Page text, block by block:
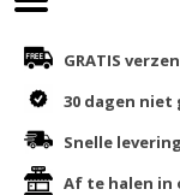
GRATIS
30 dagen
Snelle
Af te halen in